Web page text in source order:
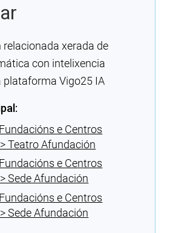
xerada de
con intelixencia
plataforma Vigo25 IA
e Centros
Teatro Afundación
e Centros
Sede Afundación
e Centros
Sede Afundación